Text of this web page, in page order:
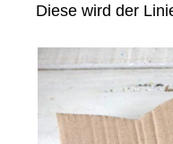
Diese wird der